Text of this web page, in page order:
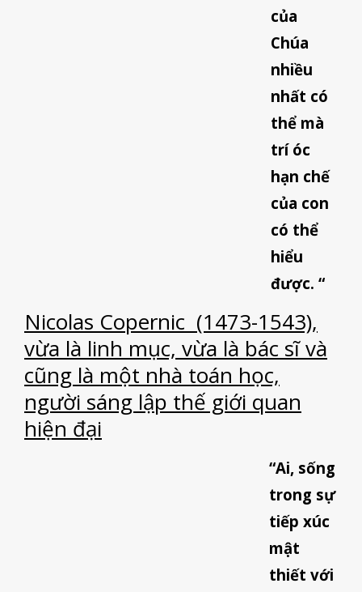
của
Chúa
nhiều
nhất có
thể mà
trí óc
hạn chế
của con
có thể
hiểu
được. “
Nicolas Copernic (1473-1543),
vừa là linh mục, vừa là bác sĩ và
cũng là một nhà toán học,
người sáng lập thế giới quan
hiện đại
“Ai, sống
trong sự
tiếp xúc
mật
thiết với